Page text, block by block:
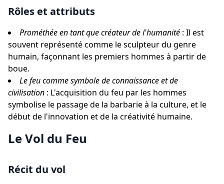
Rôles et attributs
Prométhée en tant que créateur de l'humanité : Il est
souvent représenté comme le sculpteur du genre
humain, façonnant les premiers hommes à partir de
boue.
Le feu comme symbole de connaissance et de
civilisation : L'acquisition du feu par les hommes
symbolise le passage de la barbarie à la culture, et le
début de l'innovation et de la créativité humaine.
Le Vol du Feu
Récit du vol